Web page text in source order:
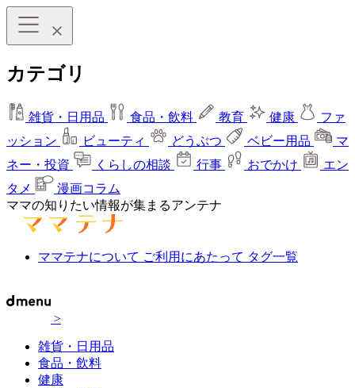
カテゴリ
雑貨・日用品 食品・飲料 教育 健康
ファ
ッション
ビューティ どうぶつ ベビー用品
マ
ネー・投資
くらしの相談 行事 おでかけ
エン
タメ
漫画コラム
ママの知りたい情報が集まるアンテナ
ママテナについて ご利用にあたって タグ一覧
>
雑貨・日用品
食品・飲料
健康